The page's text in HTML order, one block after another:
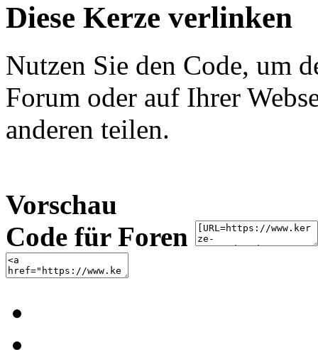
Diese Kerze verlinken
Nutzen Sie den Code, um
Forum oder auf Ihrer
anderen teilen.
Vorschau
Code für Foren